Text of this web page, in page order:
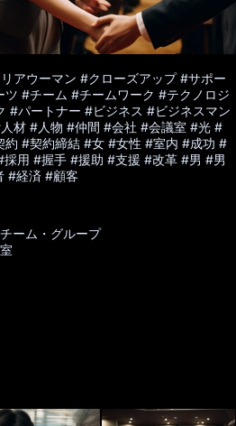
アウーマン #クローズアップ #サポー
ツ #チーム #チームワーク #テクノロジ
#パートナー #ビジネス #ビジネスマン
材 #人物 #仲間 #会社 #会議室 #光 #
約 #契約締結 #女 #女性 #室内 #成功 #
採用 #握手 #援助 #支援 #改革 #男 #男
#経済 #顧客
ーム・グループ